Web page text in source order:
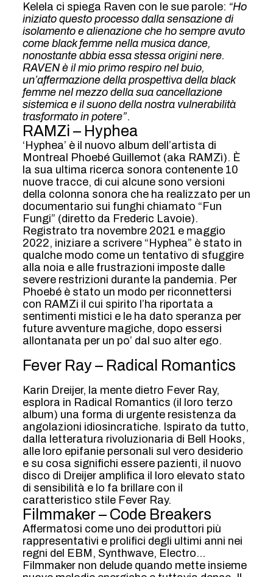
Kelela ci spiega Raven con le sue parole: “Ho
iniziato questo processo dalla sensazione di
isolamento e alienazione che ho sempre avuto
come black femme nella musica dance,
nonostante abbia essa stessa origini nere.
RAVEN è il mio primo respiro nel buio,
un’affermazione della prospettiva della black
femme nel mezzo della sua cancellazione
sistemica e il suono della nostra vulnerabilità
trasformato in potere”.
RAMZi – Hyphea
‘Hyphea’ è il nuovo album dell’artista di
Montreal Phoebé Guillemot (aka RAMZì). È
la sua ultima ricerca sonora contenente 10
nuove tracce, di cui alcune sono versioni
della colonna sonora che ha realizzato per un
documentario sui funghi chiamato “Fun
Fungi” (diretto da Frederic Lavoie).
Registrato tra novembre 2021 e maggio
2022, iniziare a scrivere “Hyphea” è stato in
qualche modo come un tentativo di sfuggire
alla noia e alle frustrazioni imposte dalle
severe restrizioni durante la pandemia. Per
Phoebé è stato un modo per riconnettersi
con RAMZi il cui spirito l’ha riportata a
sentimenti mistici e le ha dato speranza per
future avventure magiche, dopo essersi
allontanata per un po’ dal suo alter ego.
Fever Ray – Radical Romantics
Karin Dreijer, la mente dietro Fever Ray,
esplora in Radical Romantics (il loro terzo
album) una forma di urgente resistenza da
angolazioni idiosincratiche. Ispirato da tutto,
dalla letteratura rivoluzionaria di Bell Hooks,
alle loro epifanie personali sul vero desiderio
e su cosa significhi essere pazienti, il nuovo
disco di Dreijer amplifica il loro elevato stato
di sensibilità e lo fa brillare con il
caratteristico stile Fever Ray.
Filmmaker – Code Breakers
Affermatosi come uno dei produttori più
rappresentativi e prolifici degli ultimi anni nei
regni del EBM, Synthwave, Electro…
Filmmaker non delude quando mette insieme